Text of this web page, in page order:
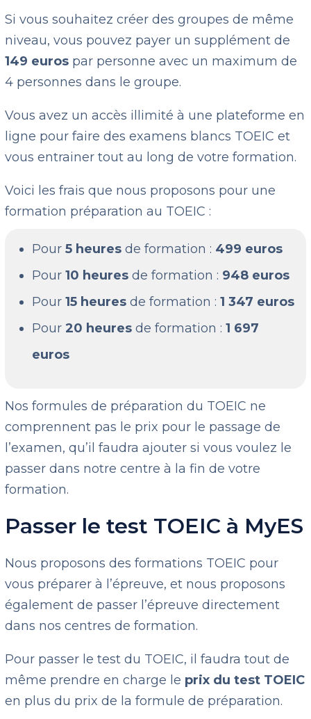
Si vous souhaitez créer des groupes de même
niveau, vous pouvez payer un supplément de
149 euros par personne avec un maximum de
4 personnes dans le groupe.
Vous avez un accès illimité à une plateforme en
ligne pour faire des examens blancs TOEIC et
vous entrainer tout au long de votre formation.
Voici les frais que nous proposons pour une
formation préparation au TOEIC :
Pour 5 heuresde formation : 499 euros
Pour 10 heuresde formation : 948 euros
Pour 15 heuresde formation : 1 347 euros
Pour 20 heuresde formation : 1 697
euros
Nos formules de préparation du TOEIC ne
comprennent pas le prix pour le passage de
l’examen, qu’il faudra ajouter si vous voulez le
passer dans notre centre à la fin de votre
formation.
Passer le test TOEIC à MyES
Nous proposons des formations TOEIC pour
vous préparer à l’épreuve, et nous proposons
également de passer l’épreuve directement
dans nos centres de formation.
Pour passer le test du TOEIC, il faudra tout de
même prendre en charge le prix du test TOEIC
en plus du prix de la formule de préparation.